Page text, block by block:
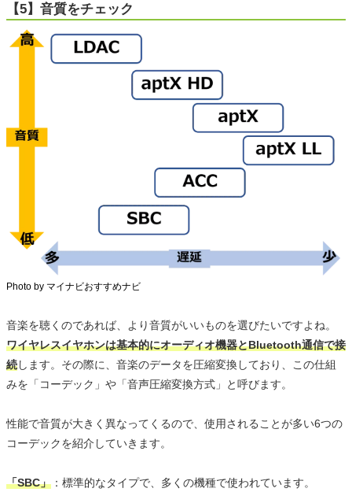
【5】音質をチェック
Photo by マイナビおすすめナビ
音楽を聴くのであれば、より音質がいいものを選びたいですよね。
ワイヤレスイヤホンは基本的にオーディオ機器とBluetooth通信で接
続します。その際に、音楽のデータを圧縮変換しており、この仕組
みを「コーデック」や「音声圧縮変換方式」と呼びます。
性能で音質が大きく異なってくるので、使用されることが多い6つの
コーデックを紹介していきます。
「SBC」 ：標準的なタイプで、多くの機種で使われています。